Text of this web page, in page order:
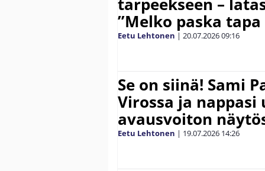
tarpeekseen –
”Melko paska
Eetu Lehtonen | 20.07.202609:16
Se on siinä! Sami
Virossa ja nappasi
avausvoiton
Eetu Lehtonen | 19.07.2026 14:26